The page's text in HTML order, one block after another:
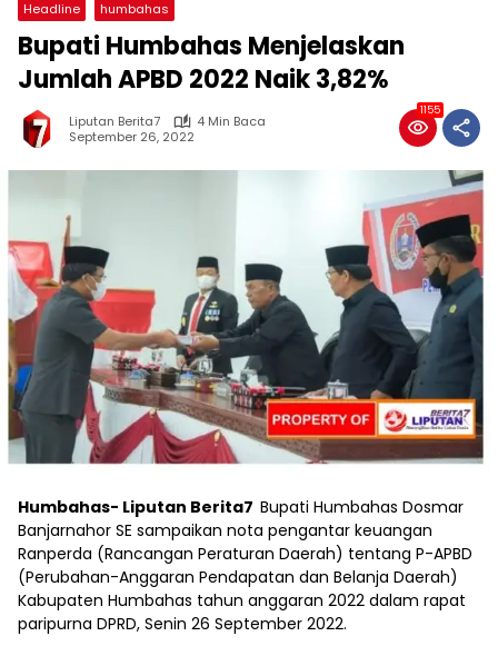
Headline humbahas
Bupati Humbahas Menjelaskan
Jumlah APBD 2022 Naik 3,82%
Liputan Berita7
4 Min Baca
September 26, 2022
1155
Humbahas- Liputan Berita7 Bupati Humbahas Dosmar
Banjarnahor SE sampaikan nota pengantar keuangan
Ranperda (Rancangan Peraturan Daerah) tentang P-APBD
(Perubahan-Anggaran Pendapatan dan Belanja Daerah)
Kabupaten Humbahas tahun anggaran 2022 dalam rapat
paripurna DPRD, Senin 26 September 2022.